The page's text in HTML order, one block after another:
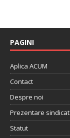
PAGINI
Aplica ACUM
Contact
Despre noi
Prezentare sindicat
Statut